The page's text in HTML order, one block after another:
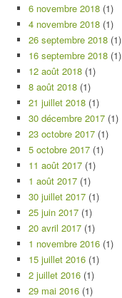
6 novembre 2018 (1)
4 novembre 2018 (1)
26 septembre 2018 (1)
16 septembre 2018 (1)
12 août 2018 (1)
8 août 2018 (1)
21 juillet 2018 (1)
30 décembre 2017 (1)
23 octobre 2017 (1)
5 octobre 2017 (1)
11 août 2017 (1)
1 août 2017 (1)
30 juillet 2017 (1)
25 juin 2017 (1)
20 avril 2017 (1)
1 novembre 2016 (1)
15 juillet 2016 (1)
2 juillet 2016 (1)
29 mai 2016 (1)